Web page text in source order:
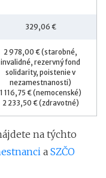
329,06 €
2 978,00 € (starobné,
invalidné, rezervný fond
solidarity, poistenie v
nezamestnanosti)
1 116,75 € (nemocenské)
2 233,50 € (zdravotné)
na týchto
a SZČO